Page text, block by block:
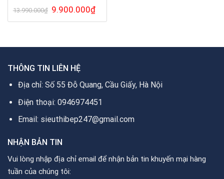
13.990.000₫ Giá
gốc
là:
9.900.000₫Giá
hiện
tại
THÔNG TIN LIÊN HỆ
Địa chỉ: Số 55 Đỗ Quang, Cầu Giấy, Hà Nội
Điện thoại: 0946974451
Email: sieuthibep247@gmail.com
NHẬN BẢN TIN
Vui lòng nhập địa chỉ email để nhận bản tin khuyến mại hàng
tuần của chúng tôi: